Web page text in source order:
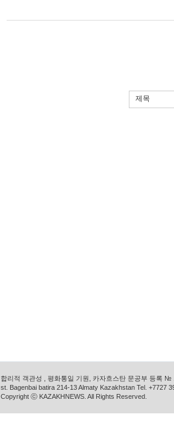
제목
합리적 객관성 , 평화통일 기원, 카자흐스탄 문공부 등록
st. Bagenbai batira 214-13 Almaty Kazakhstan Tel. +7727
Copyright ⓒ KAZAKHNEWS. All Rights Reserved.